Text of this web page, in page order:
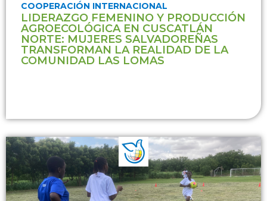
COOPERACIÓN INTERNACIONAL
LIDERAZGO FEMENINO Y PRODUCCIÓN
AGROECOLÓGICA EN CUSCATLÁN
NORTE: MUJERES SALVADOREÑAS
TRANSFORMAN LA REALIDAD DE LA
COMUNIDAD LAS LOMAS